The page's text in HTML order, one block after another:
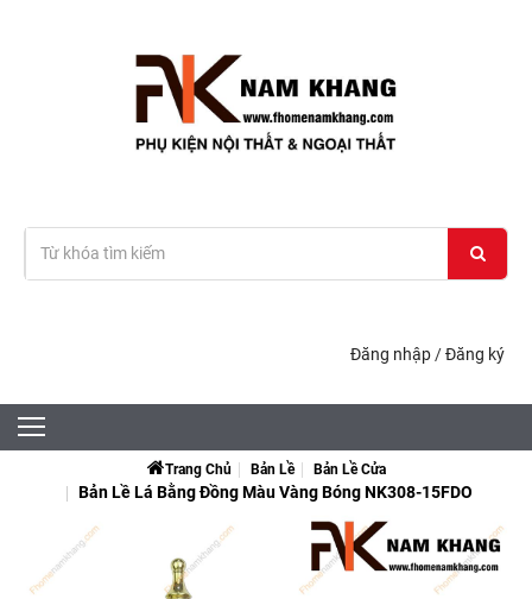
Đăng nhập /Đăng ký
Trang Chủ Bản Lề Bản Lề Cửa
Bản Lề Lá Bằng Đồng Màu Vàng Bóng NK308-15FDO